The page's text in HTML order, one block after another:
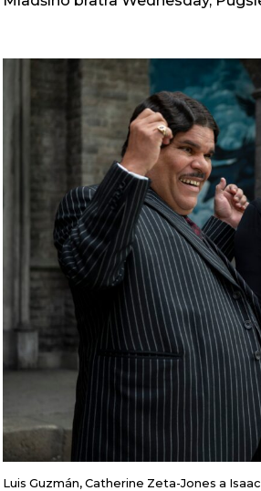
Luis Guzmán, Catherine Zeta-Jones a